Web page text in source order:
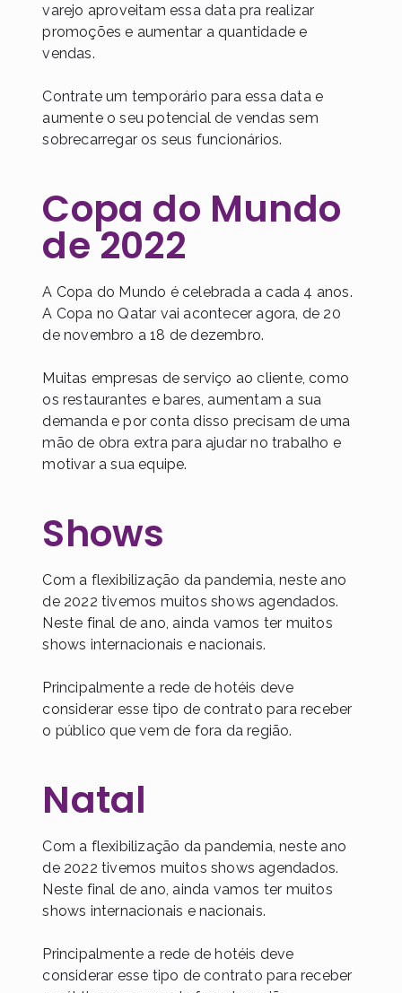
varejo aproveitam essa data pra realizar
promoções e aumentar a quantidade e
vendas.
Contrate um temporário para essa data e
aumente o seu potencial de vendas sem
sobrecarregar os seus funcionários.
Copa do Mundo
de 2022
A Copa do Mundo é celebrada a cada 4 anos.
A Copa no Qatar vai acontecer agora, de 20
de novembro a 18 de dezembro.
Muitas empresas de serviço ao cliente, como
os restaurantes e bares, aumentam a sua
demanda e por conta disso precisam de uma
mão de obra extra para ajudar no trabalho e
motivar a sua equipe.
Shows
Com a flexibilização da pandemia, neste ano
de 2022 tivemos muitos shows agendados.
Neste final de ano, ainda vamos ter muitos
shows internacionais e nacionais.
Principalmente a rede de hotéis deve
considerar esse tipo de contrato para receber
o público que vem de fora da região.
Natal
Com a flexibilização da pandemia, neste ano
de 2022 tivemos muitos shows agendados.
Neste final de ano, ainda vamos ter muitos
shows internacionais e nacionais.
Principalmente a rede de hotéis deve
considerar esse tipo de contrato para receber